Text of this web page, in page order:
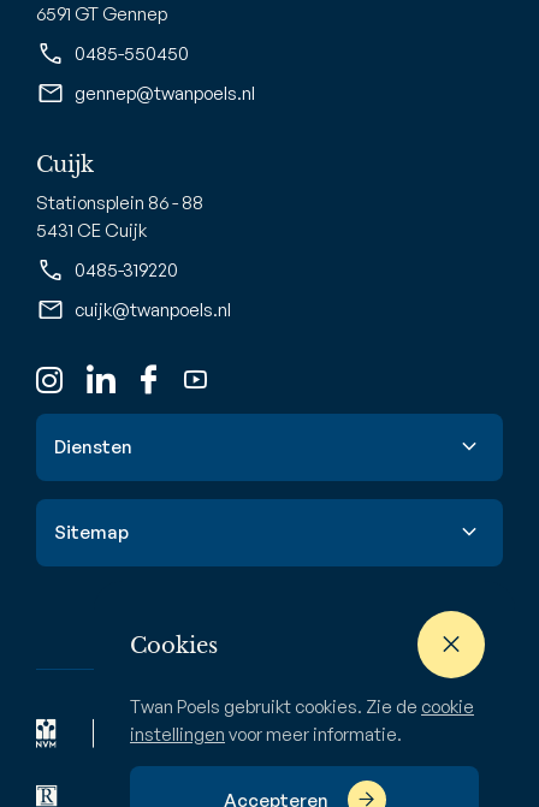
Cookies
Twan Poels gebruikt cookies. Zie de cookie
instellingen voor meer informatie.
Accepteren
6591 GT Gennep
0485-550450
gennep@twanpoels.nl
Cuijk
Stationsplein 86 - 88
5431 CE Cuijk
0485-319220
cuijk@twanpoels.nl
Diensten
Waardebepaling
Verhuur & huur
Zoekopdracht
Sitemap
Nieuwbouw
Bedrijven
Over ons